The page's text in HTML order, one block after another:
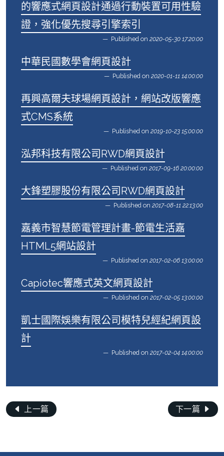
的響應式網頁設計通過行動裝置可用性驗
證，強化優先搜尋引擎索引
Published on 2020-05-30 17:20:00
中華民國數學會網頁設計
Published on 2020-01-11 14:00:00
再興高爾夫球場網頁設計，網站改版響應
式CMS系統
Published on 2019-10-23 15:00:00
泓邦科技有限公司RWD網頁設計
Published on 2017-09-16 20:00:00
大鋒塑膠股份有限公司RWD網頁設計
Published on 2017-08-11 22:13:00
嘉義市智慧節電管理計畫-節電生活嘉
HTML5網站設計
Published on 2017-02-06 13:00:00
Capiotec響應式英文網頁設計
Published on 2017-02-05 13:00:00
凱士國際娛樂有限公司模特兒經紀網頁設
計
Published on 2017-02-04 14:00:00
上一篇 下一篇